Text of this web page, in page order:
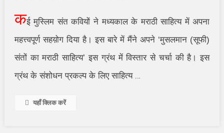
कई मुस्लिम संत कवियों ने मध्यकाल के मराठी साहित्य में अपना
महत्त्वपूर्ण सहय़ोग दिया है। इस बारे में मैंने अपने ‘मुसलमान (सूफी)
संतों का मराठी साहित्य’ इस ग्रंथ में विस्तार से चर्चा की है। इस
ग्रंथ के संशोधन प्रकल्प के लिए साहित्य …
यहाँ क्लिक करें